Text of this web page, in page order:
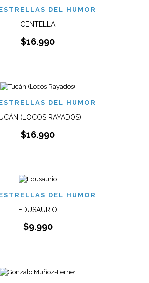
DEL HUMOR
CENTELLA
$16.990
DEL HUMOR
(LOCOS RAYADOS)
$16.990
DEL HUMOR
EDUSAURIO
$9.990